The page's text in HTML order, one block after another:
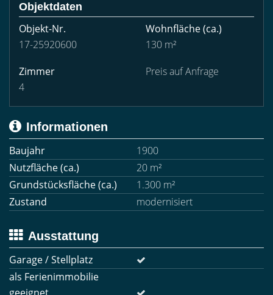
Objektdaten
Objekt-Nr.
17-25920600
Wohnfläche(ca.)
130 m²
Zimmer
4
Preis auf Anfrage
Informationen
Baujahr
1900
Nutzfläche (ca.)
20 m²
Grundstücksfläche (ca.)
1.300 m²
Zustand
modernisiert
Ausstattung
Garage / Stellplatz
als Ferienimmobilie